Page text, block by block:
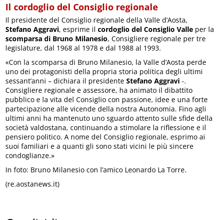
Il cordoglio del Consiglio regionale
Il presidente del Consiglio regionale della Valle d’Aosta,
Stefano Aggravi, esprime ilcordoglio del Consiglio Valle per la
scomparsa di Bruno Milanesio, Consigliere regionale per tre
legislature, dal 1968 al 1978 e dal 1988 al 1993.
«Con la scomparsa di Bruno Milanesio, la Valle d’Aosta perde
uno dei protagonisti della propria storia politica degli ultimi
sessant’anni – dichiara il presidenteStefano Aggravi -.
Consigliere regionale e assessore, ha animato il dibattito
pubblico e la vita del Consiglio con passione, idee e una forte
partecipazione alle vicende della nostra Autonomia. Fino agli
ultimi anni ha mantenuto uno sguardo attento sulle sfide della
società valdostana, continuando a stimolare la riflessione e il
pensiero politico. A nome del Consiglio regionale, esprimo ai
suoi familiari e a quanti gli sono stati vicini le più sincere
condoglianze.»
In foto: Bruno Milanesio con l’amico Leonardo La Torre.
(re.aostanews.it)